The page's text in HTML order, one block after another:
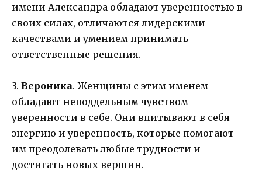
имени Александра обладают уверенностью в
своих силах, отличаются лидерскими
качествами и умением принимать
ответственные решения.
3. Вероника. Женщины с этим именем
обладают неподдельным чувством
уверенности в себе. Они впитывают в себя
энергию и уверенность, которые помогают
им преодолевать любые трудности и
достигать новых вершин.